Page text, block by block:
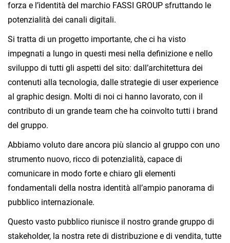
forza e l’identità del marchio FASSI GROUP sfruttando le
potenzialità dei canali digitali.
Si tratta di un progetto importante, che ci ha visto
impegnati a lungo in questi mesi nella definizione e nello
sviluppo di tutti gli aspetti del sito: dall’architettura dei
contenuti alla tecnologia, dalle strategie di user experience
al graphic design. Molti di noi ci hanno lavorato, con il
contributo di un grande team che ha coinvolto tutti i brand
del gruppo.
Abbiamo voluto dare ancora più slancio al gruppo con uno
strumento nuovo, ricco di potenzialità, capace di
comunicare in modo forte e chiaro gli elementi
fondamentali della nostra identità all’ampio panorama di
pubblico internazionale.
Questo vasto pubblico riunisce il nostro grande gruppo di
stakeholder, la nostra rete di distribuzione e di vendita, tutte